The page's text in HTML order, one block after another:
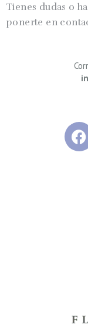
Tienes dudas o
ponerte en